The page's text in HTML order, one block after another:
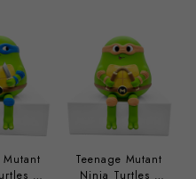
Mutant
-
Teenage Mutant
Ninja Turtles -